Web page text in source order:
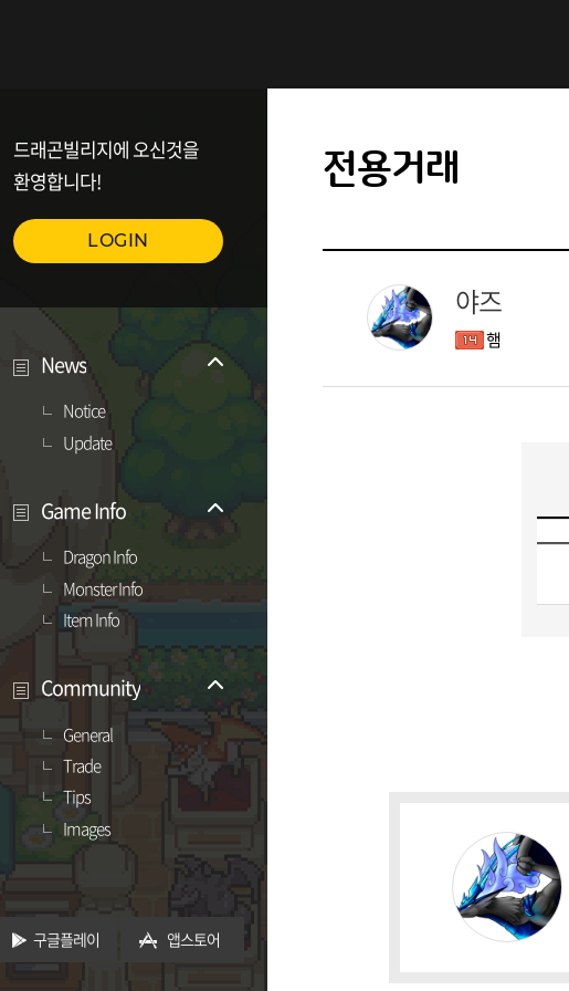
드래곤빌리지에 오신것을
환영합니다!
LOGIN
News
Notice
Update
Game Info
Dragon Info
Monster Info
Item Info
Community
General
Trade
Tips
Images
구글플레이 앱스토어
전용거래
야즈
햄